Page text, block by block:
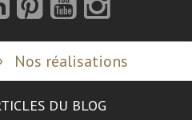
Nos réalisations
DU BLOG